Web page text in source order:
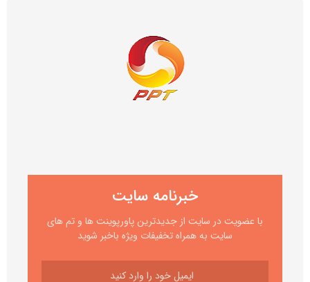
خبرنامه سایت
با عضویت در سایت از جدیدترین پاورپوینت ها و تم های
سایت به همراه تخفیفات ویژه باخبر شوید